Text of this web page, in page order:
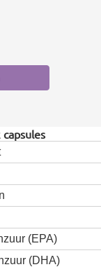
(EPA)
(DHA)